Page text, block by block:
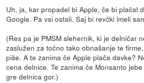
Uh, ja, kar propadel bi Apple, če bi plačal
Google. Pa vsi ostali. Saj bi revčki imeli
(Res pa je PMSM slehernik, ki je delničar
zaslužen za točno tako obnašanje te
piše. A te zanima če Apple plača davke?
cena delnice. Te zanima če Monsanto
gre delnica gor.)